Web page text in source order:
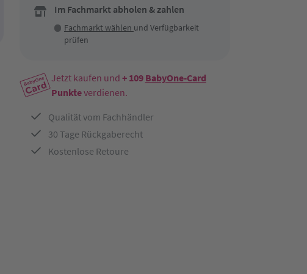
Im Fachmarkt abholen & zahlen
Fachmarkt wählen und Verfügbarkeit
prüfen
Jetzt kaufen und + 109 BabyOne-Card
Punkteverdienen.
Qualität vom Fachhändler
30 Tage Rückgaberecht
Kostenlose Retoure